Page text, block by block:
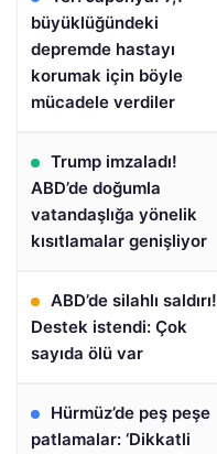
büyüklüğündeki
depremde hastayı
korumak için böyle
mücadele verdiler
Trump imzaladı!
ABD’de doğumla
vatandaşlığa yönelik
kısıtlamalar genişliyor
ABD’de silahlı saldırı!
Destek istendi: Çok
sayıda ölü var
Hürmüz’de peş peşe
patlamalar: ‘Dikkatli